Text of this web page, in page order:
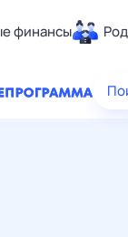
финансы